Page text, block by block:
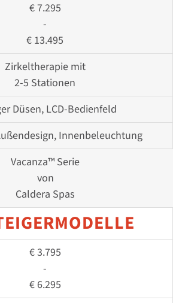
€ 7.295
-
€ 13.495
Zirkeltherapie mit
2-5 Stationen
Düsen, LCD-Bedienfeld
Innenbeleuchtung
Vacanza™ Serie
von
Caldera Spas
€ 3.795
-
€ 6.295